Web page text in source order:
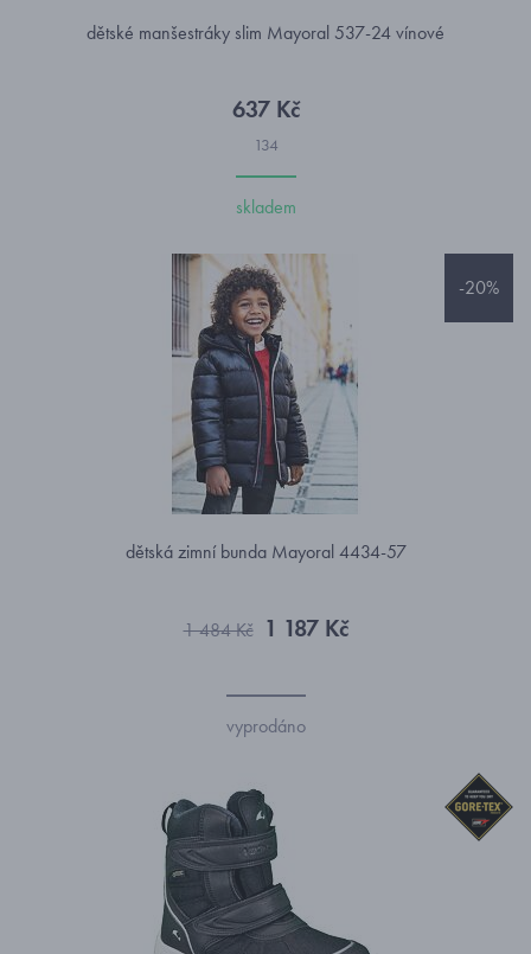
dětské manšestráky slim Mayoral 537-24 vínové
637 Kč
134
skladem
-20%
dětská zimní bunda Mayoral 4434-57
1 484 Kč 1 187 Kč
vyprodáno